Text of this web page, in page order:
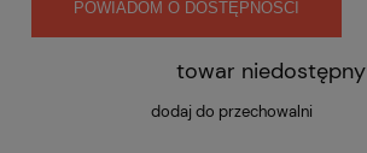
POWIADOM O DOSTĘPNOŚCI
towar niedostępny
dodaj do przechowalni